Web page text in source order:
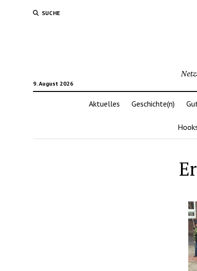
SUCHE
9. August 2026
Aktuelles Geschichte(n)